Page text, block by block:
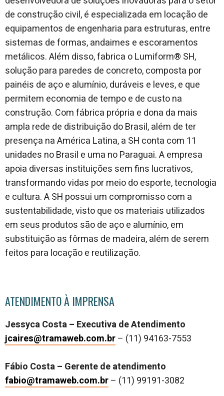
de construção civil, é especializada em locação de
equipamentos de engenharia para estruturas, entre
sistemas de formas, andaimes e escoramentos
metálicos. Além disso, fabrica o Lumiform® SH,
solução para paredes de concreto, composta por
painéis de aço e alumínio, duráveis e leves, e que
permitem economia de tempo e de custo na
construção. Com fábrica própria e dona da mais
ampla rede de distribuição do Brasil, além de ter
presença na América Latina, a SH conta com 11
unidades no Brasil e uma no Paraguai. A empresa
apoia diversas instituições sem fins lucrativos,
transformando vidas por meio do esporte, tecnologia
e cultura. A SH possui um compromisso com a
sustentabilidade, visto que os materiais utilizados
em seus produtos são de aço e alumínio, em
substituição as fôrmas de madeira, além de serem
feitos para locação e reutilização.
ATENDIMENTO À IMPRENSA
Jessyca Costa – Executiva de Atendimento
jcaires@tramaweb.com.br– (11) 94163-7553
Fábio Costa – Gerente de atendimento
fabio@tramaweb.com.br– (11) 99191-3082